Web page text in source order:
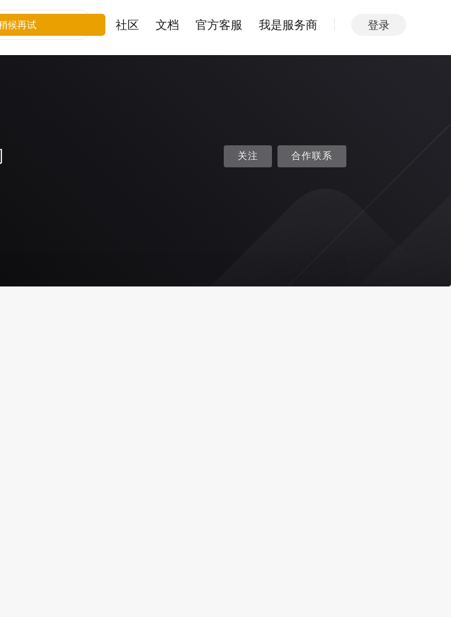
社区 文档 官方客服 我是服务商 登录
关注 合作联系
候再试